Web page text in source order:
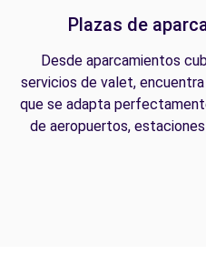
Plazas de
Desde aparcamientos
servicios de valet,
que se adapta
de aeropuertos,